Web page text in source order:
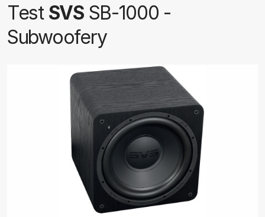
Test SVSSB-1000 -
Subwoofery